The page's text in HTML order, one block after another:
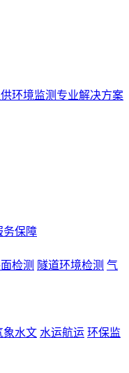
环境监测专业解决方案
务保障
检测 隧道环境检测 气
象水文 水运航运 环保监